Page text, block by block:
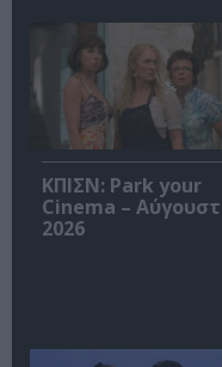
ΚΠΙΣΝ: Park your
Cinema –
2026